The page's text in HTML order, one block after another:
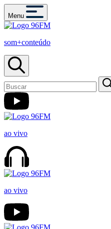
Menu
som+conteúdo
ao vivo
ao vivo